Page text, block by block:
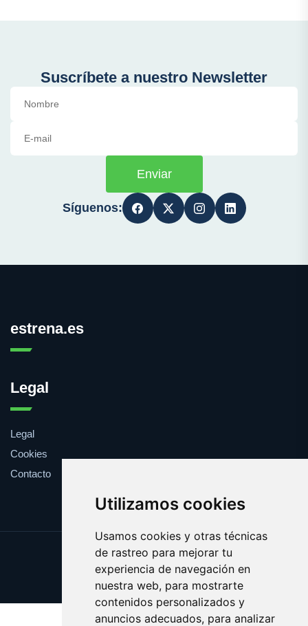
Utilizamos cookies
Usamos cookies y otras técnicas
de rastreo para mejorar tu
experiencia de navegación en
nuestra web, para mostrarte
contenidos personalizados y
anuncios adecuados, para analizar
Suscríbete a nuestro Newsletter
Enviar
Síguenos:
estrena.es
Legal
Legal
Cookies
Contacto
Update cookies preferences
Copyright © 2025 estrena.es